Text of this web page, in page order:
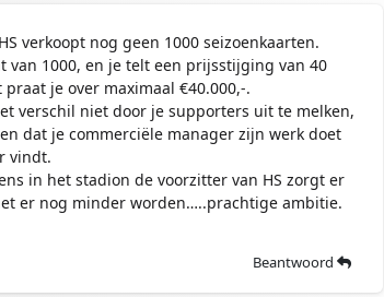
verkoopt nog geen 1000 seizoenkaarten.
van 1000, en je telt een prijsstijging van 40
je over maximaal €40.000,-.
verschil niet door je supporters uit te melken,
dat je commerciële manager zijn werk doet
vindt.
in het stadion de voorzitter van HS zorgt er
er nog minder worden…..prachtige ambitie.
Beantwoord